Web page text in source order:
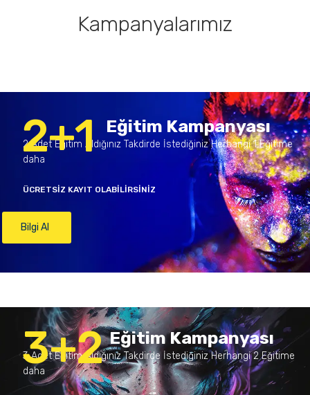
Kampanyalarımız
2+1 Eğitim Kampanyası
2 Adet Eğitim Aldığınız Takdirde İstediğiniz Herhangi 1 Eğitime
daha
ÜCRETSİZ KAYIT OLABİLİRSİNİZ
Bilgi Al
3+2 Eğitim Kampanyası
3 Adet Eğitim Aldığınız Takdirde İstediğiniz Herhangi 2 Eğitime
daha